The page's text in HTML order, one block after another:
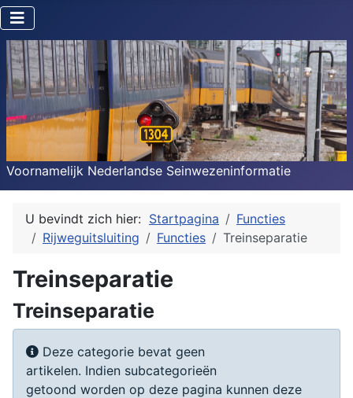
Voornamelijk Nederlandse Seinwezeninformatie
U bevindt zich hier: Startpagina
Functies
Rijweguitsluiting
Functies Treinseparatie
Treinseparatie
Treinseparatie
Informatie
Deze categorie bevat geen
artikelen. Indien subcategorieën
getoond worden op deze pagina kunnen deze